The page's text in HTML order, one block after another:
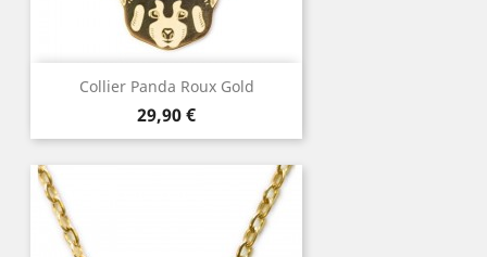
Collier Panda Roux Gold
Prix
29,90 €